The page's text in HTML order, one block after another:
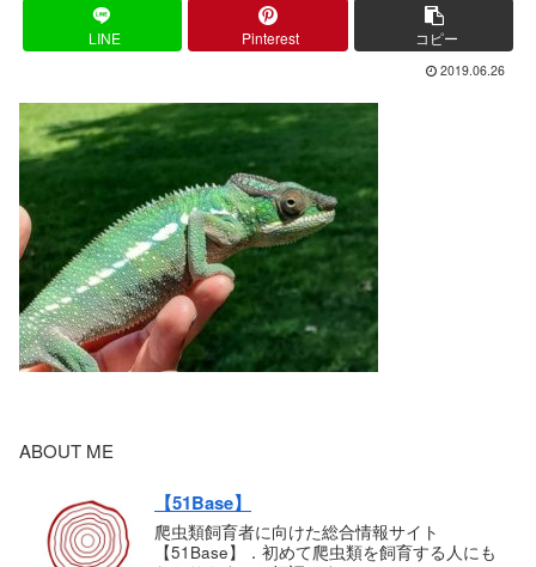
LINE Pinterest コピー
2019.06.26
ABOUT ME
【51Base】
爬虫類飼育者に向けた総合情報サイト
【51Base】．初めて爬虫類を飼育する人にも